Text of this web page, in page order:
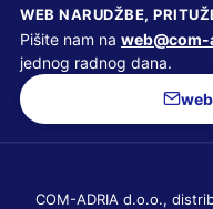
WEB NARUDŽBE,
Pišite nam na
jednog radnog dana.
COM-ADRIA d.o.o.,